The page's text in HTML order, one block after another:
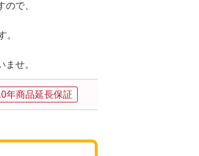
で、
。
せ。
年商品延長保証